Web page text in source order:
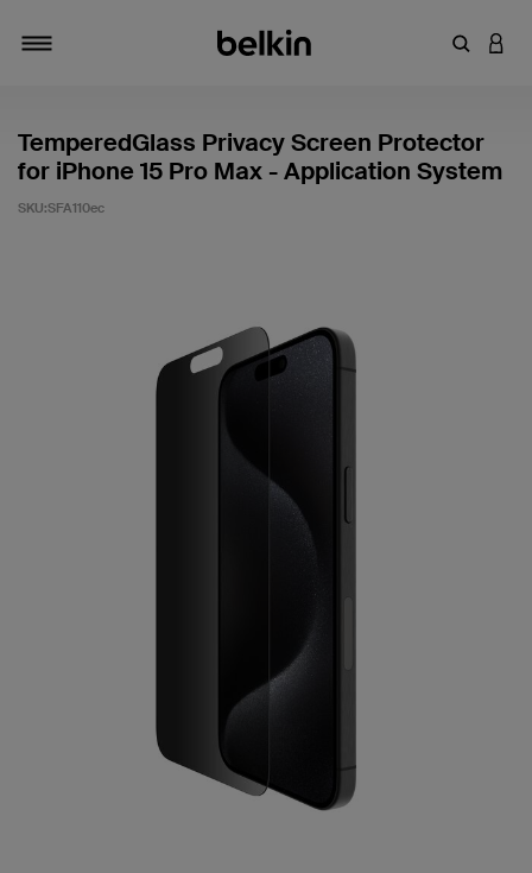
輸入關鍵
登入
TemperedGlass Privacy Screen Protector
for iPhone 15 Pro Max - Application System
SKU:SFA110ec